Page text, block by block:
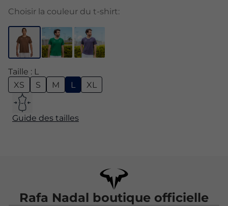
Choisir la couleur du t-shirt:
Taille : L
XS
S M L XL
Guide des tailles
Rafa Nadal boutique officielle